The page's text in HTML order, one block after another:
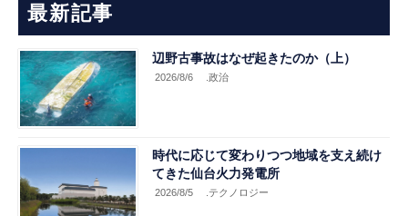
最新記事
辺野古事故はなぜ起きたのか（上）
2026/8/6 .政治
時代に応じて変わりつつ地域を支え続け
てきた仙台火力発電所
2026/8/5 .テクノロジー